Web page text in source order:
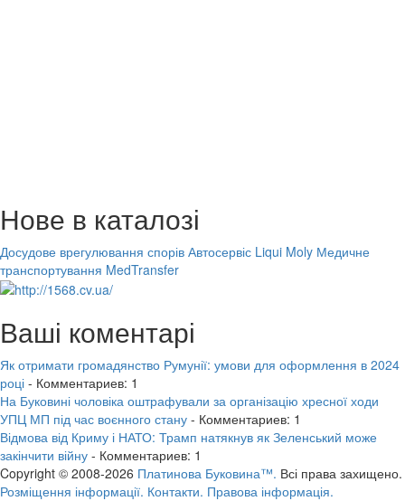
Нове в каталозі
Досудове врегулювання спорів Автосервіс Liqui Moly Медичне
транспортування MedTransfer
Ваші коментарі
Як отримати громадянство Румунії: умови для оформлення в 2024
році - Комментариев: 1
На Буковині чоловіка оштрафували за організацію хресної ходи
УПЦ МП під час воєнного стану - Комментариев: 1
Відмова від Криму і НАТО: Трамп натякнув як Зеленський може
закінчити війну - Комментариев: 1
Copyright © 2008-2026 Платинова Буковина™. Всі права захищено.
Розміщення інформації. Контакти. Правова інформація.